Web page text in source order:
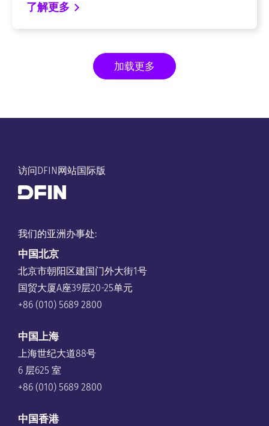
了解更多
加载更多
访问DFIN网站国际版
我们的亚洲办事处:
中国北京
北京市朝阳区建国门外大街1号
国贸大厦A座39层20-25单元
+86 (010) 5689 2800
中国上海
上海世纪大道88号
6 层625 室
+86 (010) 5689 2800
中国香港